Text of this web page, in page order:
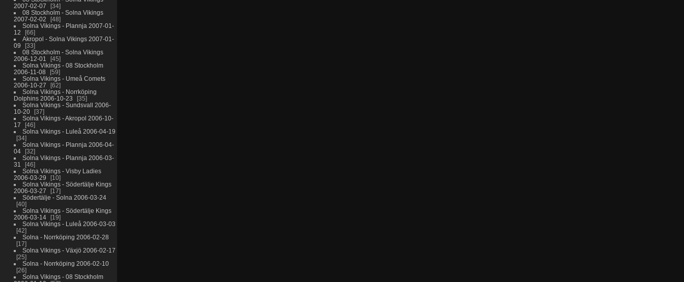
2007-02-07
34
08 Stockholm - Solna Vikings
2007-02-02
48
Solna Vikings - Plannja 2007-01-
12
66
Akropol - Solna Vikings 2007-01-
09
33
08 Stockholm - Solna Vikings
2006-12-01
45
Solna Vikings - 08 Stockholm
2006-11-08
59
Solna Vikings - Umeå Comets
2006-10-27
62
Solna Vikings - Norrköping
Dolphins 2006-10-23
35
Solna Vikings - Sundsvall 2006-
10-20
37
Solna Vikings - Akropol 2006-10-
17
46
Solna Vikings - Luleå 2006-04-19
34
Solna Vikings - Plannja 2006-04-
04
32
Solna Vikings - Plannja 2006-03-
31
46
Solna Vikings - Visby Ladies
2006-03-29
10
Solna Vikings - Södertälje Kings
2006-03-27
17
Södertälje - Solna 2006-03-24
40
Solna Vikings - Södertälje Kings
2006-03-14
19
Solna Vikings - Luleå 2006-03-03
42
Solna - Norrköping 2006-02-28
17
Solna Vikings - Växjö 2006-02-17
25
Solna - Norrköping 2006-02-10
26
Solna Vikings - 08 Stockholm